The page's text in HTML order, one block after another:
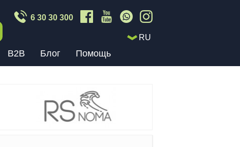
6 30 30 300
RU
B2B Блог Помощь